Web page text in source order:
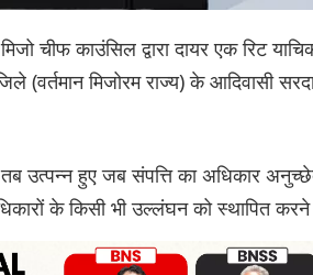
चीफ काउंसिल द्वारा दायर एक रिट
(वर्तमान मिजोरम राज्य) के आदिवासी
उत्पन्न हुए जब संपत्ति का अधिकार
के किसी भी उल्लंघन को स्थापित